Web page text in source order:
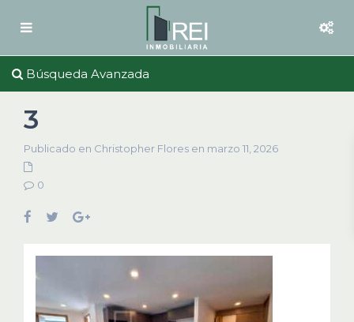
Búsqueda Avanzada
3
Publicado en Christopher Flores en marzo 11, 2026
0